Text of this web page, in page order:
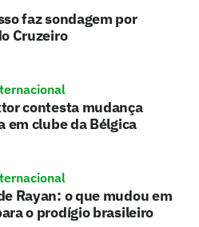
faz sondagem por
Cruzeiro
contesta mudança
em clube da Bélgica
Rayan: o que mudou em
o prodígio brasileiro